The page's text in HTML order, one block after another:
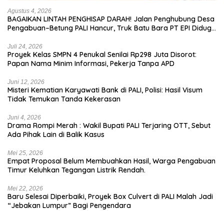
Agustus 4, 2026
BAGAIKAN LINTAH PENGHISAP DARAH! Jalan Penghubung Desa
Pengabuan–Betung PALI Hancur, Truk Batu Bara PT EPI Diduga
Juli 24, 2026
Proyek Kelas SMPN 4 Penukal Senilai Rp298 Juta Disorot:
Papan Nama Minim Informasi, Pekerja Tanpa APD
Juni 12, 2026
Misteri Kematian Karyawati Bank di PALI, Polisi: Hasil Visum
Tidak Temukan Tanda Kekerasan
Juni 4, 2026
Drama Rompi Merah : Wakil Bupati PALI Terjaring OTT, Sebut
Ada Pihak Lain di Balik Kasus
Mei 25, 2026
Empat Proposal Belum Membuahkan Hasil, Warga Pengabuan
Timur Keluhkan Tegangan Listrik Rendah.
Mei 22, 2026
Baru Selesai Diperbaiki, Proyek Box Culvert di PALI Malah Jadi
“Jebakan Lumpur” Bagi Pengendara